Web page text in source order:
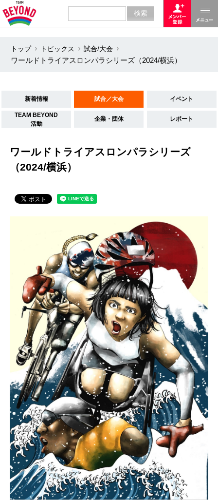
トップ トピックス
試合/大会
ワールドトライアスロンパラシリーズ（2024/横浜）
新着情報 試合／大会 イベント
TEAM BEYOND
活動
企業・団体 レポート
ワールドトライアスロンパラシリーズ
（2024/横浜）